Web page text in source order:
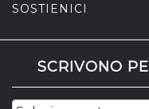
SOSTIENICI
SCRIVONO